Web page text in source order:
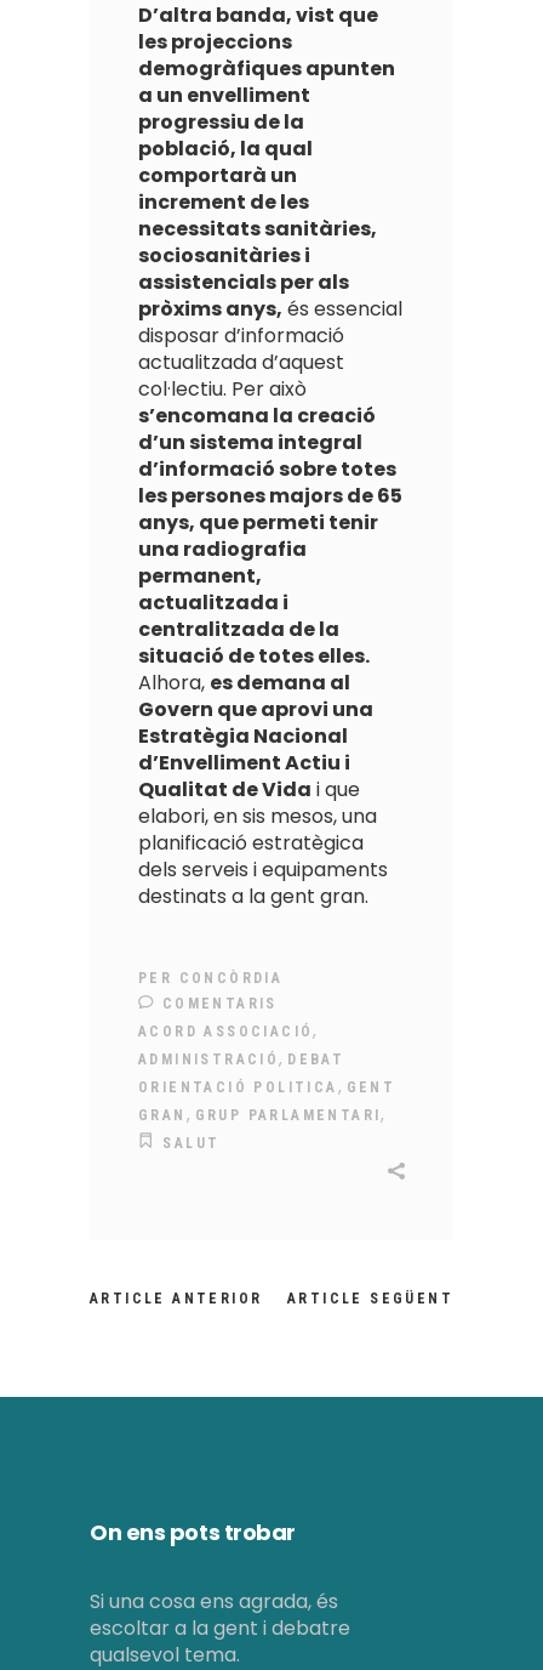
D’altra banda, vist que
les projeccions
demogràfiques apunten
a un envelliment
progressiu de la
població, la qual
comportarà un
increment de les
necessitats sanitàries,
sociosanitàries i
assistencials per als
pròxims anys, és essencial
disposar d’informació
actualitzada d’aquest
col·lectiu. Per això
s’encomana la creació
d’un sistema integral
d’informació sobre totes
les persones majors de 65
anys, que permeti tenir
una radiografia
permanent,
actualitzada i
centralitzada de la
situació de totes elles.
Alhora, es demana al
Govern que aprovi una
Estratègia Nacional
d’Envelliment Actiu i
Qualitat de Vida i que
elabori, en sis mesos, una
planificació estratègica
dels serveis i equipaments
destinats a la gent gran.
PER CONCÒRDIA
COMENTARIS
ACORD ASSOCIACIÓ,
ADMINISTRACIÓ, DEBAT
ORIENTACIÓ POLITICA , GENT
GRAN , GRUP PARLAMENTARI,
SALUT
ARTICLE ANTERIOR ARTICLE SEGÜENT
On ens pots trobar
Si una cosa ens agrada, és
escoltar a la gent i debatre
qualsevol tema.